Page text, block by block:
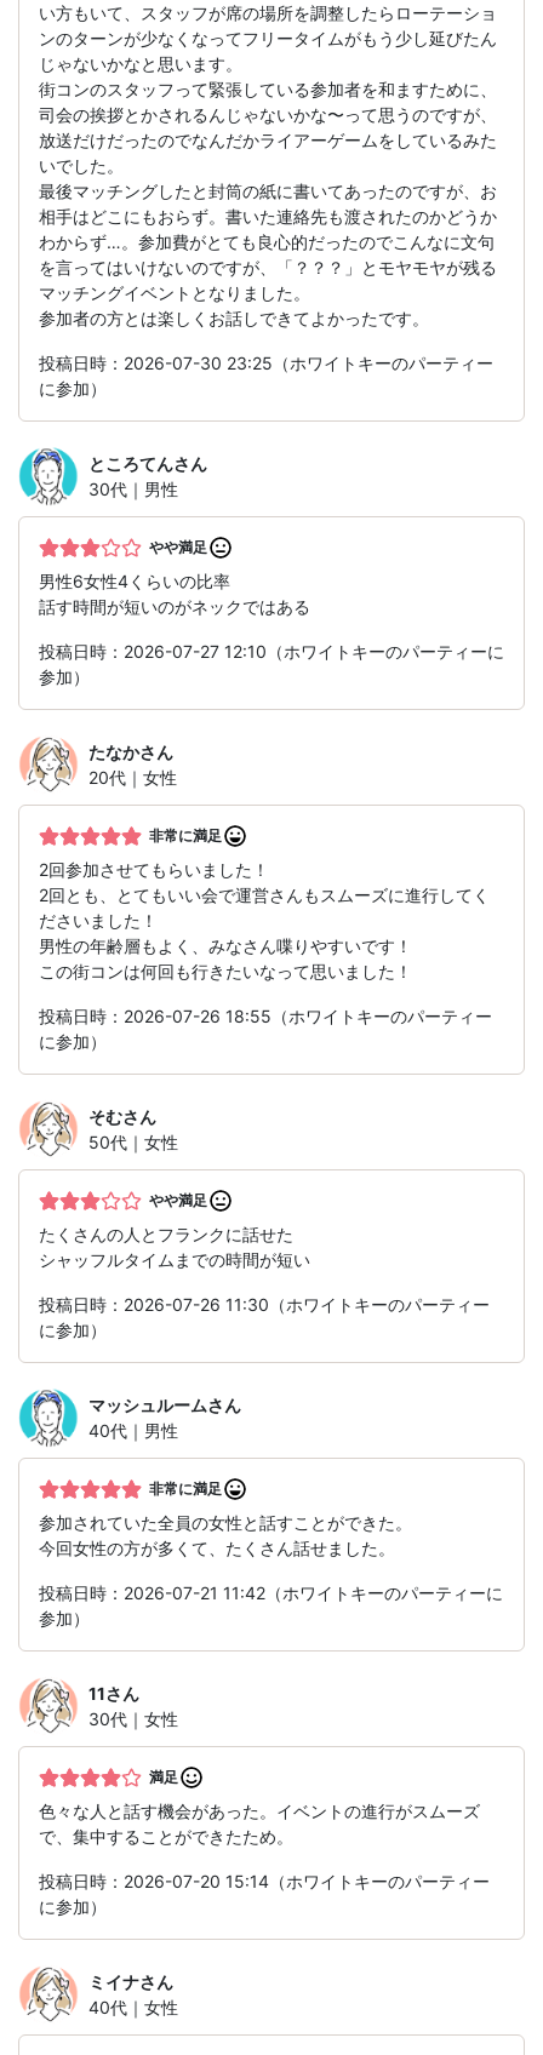
い方もいて、スタッフが席の場所を調整したらローテーショ
ンのターンが少なくなってフリータイムがもう少し延びたん
じゃないかなと思います。
街コンのスタッフって緊張している参加者を和ますために、
司会の挨拶とかされるんじゃないかな〜って思うのですが、
放送だけだったのでなんだかライアーゲームをしているみた
いでした。
最後マッチングしたと封筒の紙に書いてあったのですが、お
相手はどこにもおらず。書いた連絡先も渡されたのかどうか
わからず…。参加費がとても良心的だったのでこんなに文句
を言ってはいけないのですが、「？？？」とモヤモヤが残る
マッチングイベントとなりました。
参加者の方とは楽しくお話しできてよかったです。
投稿日時：2026-07-30 23:25（ホワイトキーのパーティー
に参加）
ところてんさん
30代｜男性
やや満足
男性6女性4くらいの比率
話す時間が短いのがネックではある
投稿日時：2026-07-27 12:10（ホワイトキーのパーティーに
参加）
たなかさん
20代｜女性
非常に満足
2回参加させてもらいました！
2回とも、とてもいい会で運営さんもスムーズに進行してく
ださいました！
男性の年齢層もよく、みなさん喋りやすいです！
この街コンは何回も行きたいなって思いました！
投稿日時：2026-07-26 18:55（ホワイトキーのパーティー
に参加）
そむさん
50代｜女性
やや満足
たくさんの人とフランクに話せた
シャッフルタイムまでの時間が短い
投稿日時：2026-07-26 11:30（ホワイトキーのパーティー
に参加）
マッシュルームさん
40代｜男性
非常に満足
参加されていた全員の女性と話すことができた。
今回女性の方が多くて、たくさん話せました。
投稿日時：2026-07-21 11:42（ホワイトキーのパーティーに
参加）
11さん
30代｜女性
満足
色々な人と話す機会があった。イベントの進行がスムーズ
で、集中することができたため。
投稿日時：2026-07-20 15:14（ホワイトキーのパーティー
に参加）
ミイナさん
40代｜女性